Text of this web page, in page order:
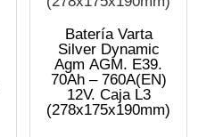
Batería Varta
Silver Dynamic
Agm AGM. E39.
70Ah – 760A(EN)
12V. Caja L3
(278x175x190mm)